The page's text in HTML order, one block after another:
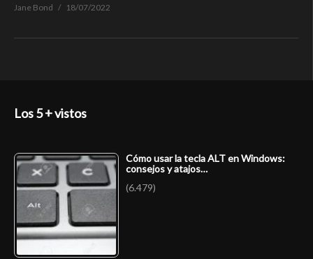
Jane Bond 18/07/2022
Los 5 + vistos
Cómo usar la tecla ALT en Windows:
consejos y atajos…
(6.479)